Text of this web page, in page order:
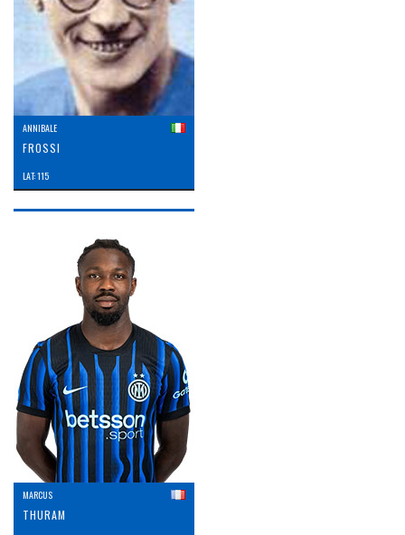
ANNIBALE
FROSSI
LAT: 115
MARCUS
THURAM